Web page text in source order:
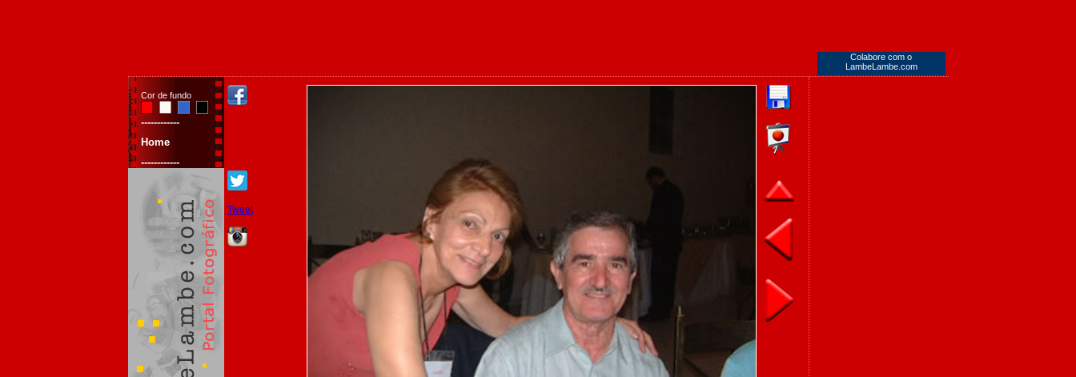
Colabore com o
LambeLambe.com
Cor de fundo
------------
Home
------------